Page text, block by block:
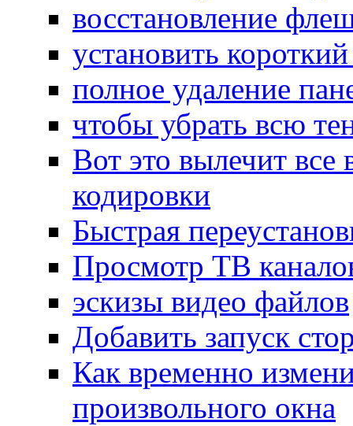
восстановление
установить
полное удаление
чтобы убрать всю
Вот это вылечит
кодировки
Быстрая
Просмотр ТВ
эскизы видео файлов
Добавить запуск
Как временно
произвольного окна